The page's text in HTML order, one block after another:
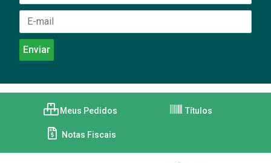
Meus Pedidos Títulos
Notas Fiscais